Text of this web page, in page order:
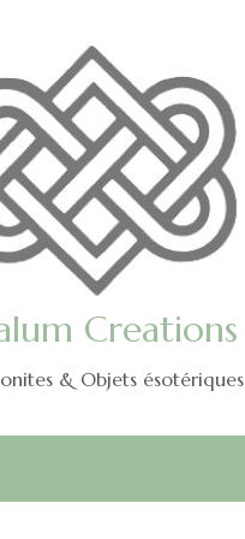
Creations
& Objets ésotériques